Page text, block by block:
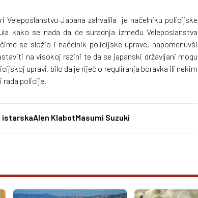
Veleposlanstvu Japana zahvalila je načelniku policijske
kako se nada da će suradnja između Veleposlanstva
se složio i načelnik policijske uprave, napomenuvši
na visokoj razini te da se japanski državljani mogu
upravi, bilo da je riječ o reguliranja boravka ili nekim
rada policije.
istarskaAlen KlabotMasumi Suzuki